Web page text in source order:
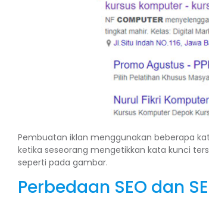
Pembuatan iklan menggunakan beberapa
ketika seseorang mengetikkan kata kunci
seperti pada gambar.
Perbedaan SEO dan